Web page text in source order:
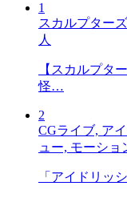
1
スカルプター
人
【スカルプタ
怪…
2
CGライブ, ア
ュー, モーショ
「アイドリッ